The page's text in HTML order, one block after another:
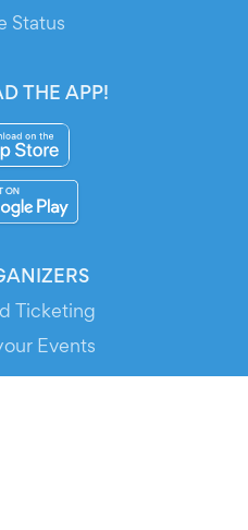
Ticketing
Events
Status
THE APP!